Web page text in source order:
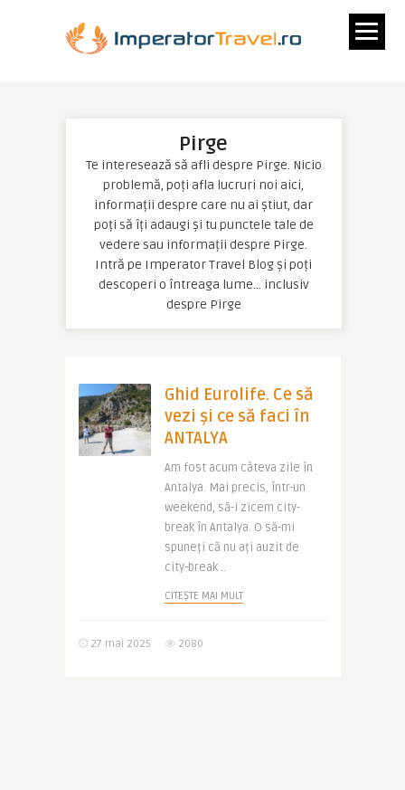
Pirge
Te interesează să afli despre Pirge. Nicio
problemă, poți afla lucruri noi aici,
informații despre care nu ai știut, dar
poți să îți adaugi și tu punctele tale de
vedere sau informații despre Pirge.
Intră pe Imperator Travel Blog și poți
descoperi o întreaga lume… inclusiv
despre Pirge
Ghid Eurolife. Ce să
vezi și ce să faci în
ANTALYA
Am fost acum câteva zile în
Antalya. Mai precis, într-un
weekend, să-i zicem city-
break în Antalya. O să-mi
spuneți că nu ați auzit de
city-break ..
CITEȘTE MAI MULT
27 mai 2025 2080